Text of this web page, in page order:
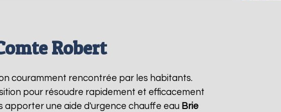
Robert
couramment rencontrée par les habitants.
pour résoudre rapidement et efficacement
apporter une aide d'urgence chauffe eau Brie